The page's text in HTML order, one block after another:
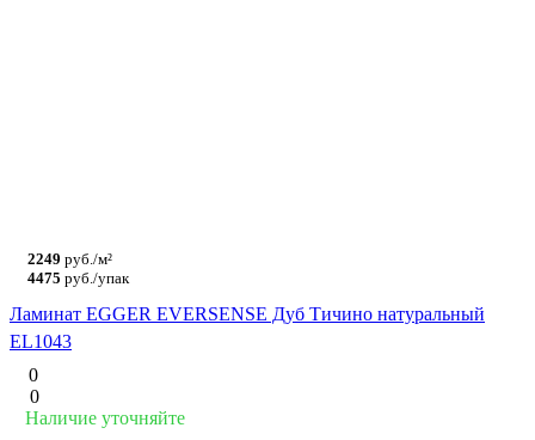
2249 руб./м²
4475 руб./упак
Ламинат EGGER EVERSENSE Дуб Тичино натуральный
EL1043
0
0
Наличие уточняйте